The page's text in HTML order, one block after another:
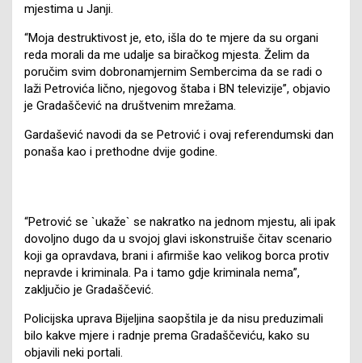
mjestima u Janji.
“Moja destruktivost je, eto, išla do te mjere da su organi
reda morali da me udalje sa biračkog mjesta. Želim da
poručim svim dobronamjernim Sembercima da se radi o
laži Petrovića lično, njegovog štaba i BN televizije”, objavio
je Gradaščević na društvenim mrežama.
Gardašević navodi da se Petrović i ovaj referendumski dan
ponaša kao i prethodne dvije godine.
“Petrović se `ukaže` se nakratko na jednom mjestu, ali ipak
dovoljno dugo da u svojoj glavi iskonstruiše čitav scenario
koji ga opravdava, brani i afirmiše kao velikog borca protiv
nepravde i kriminala. Pa i tamo gdje kriminala nema”,
zaključio je Gradaščević.
Policijska uprava Bijeljina saopštila je da nisu preduzimali
bilo kakve mjere i radnje prema Gradaščeviću, kako su
objavili neki portali.